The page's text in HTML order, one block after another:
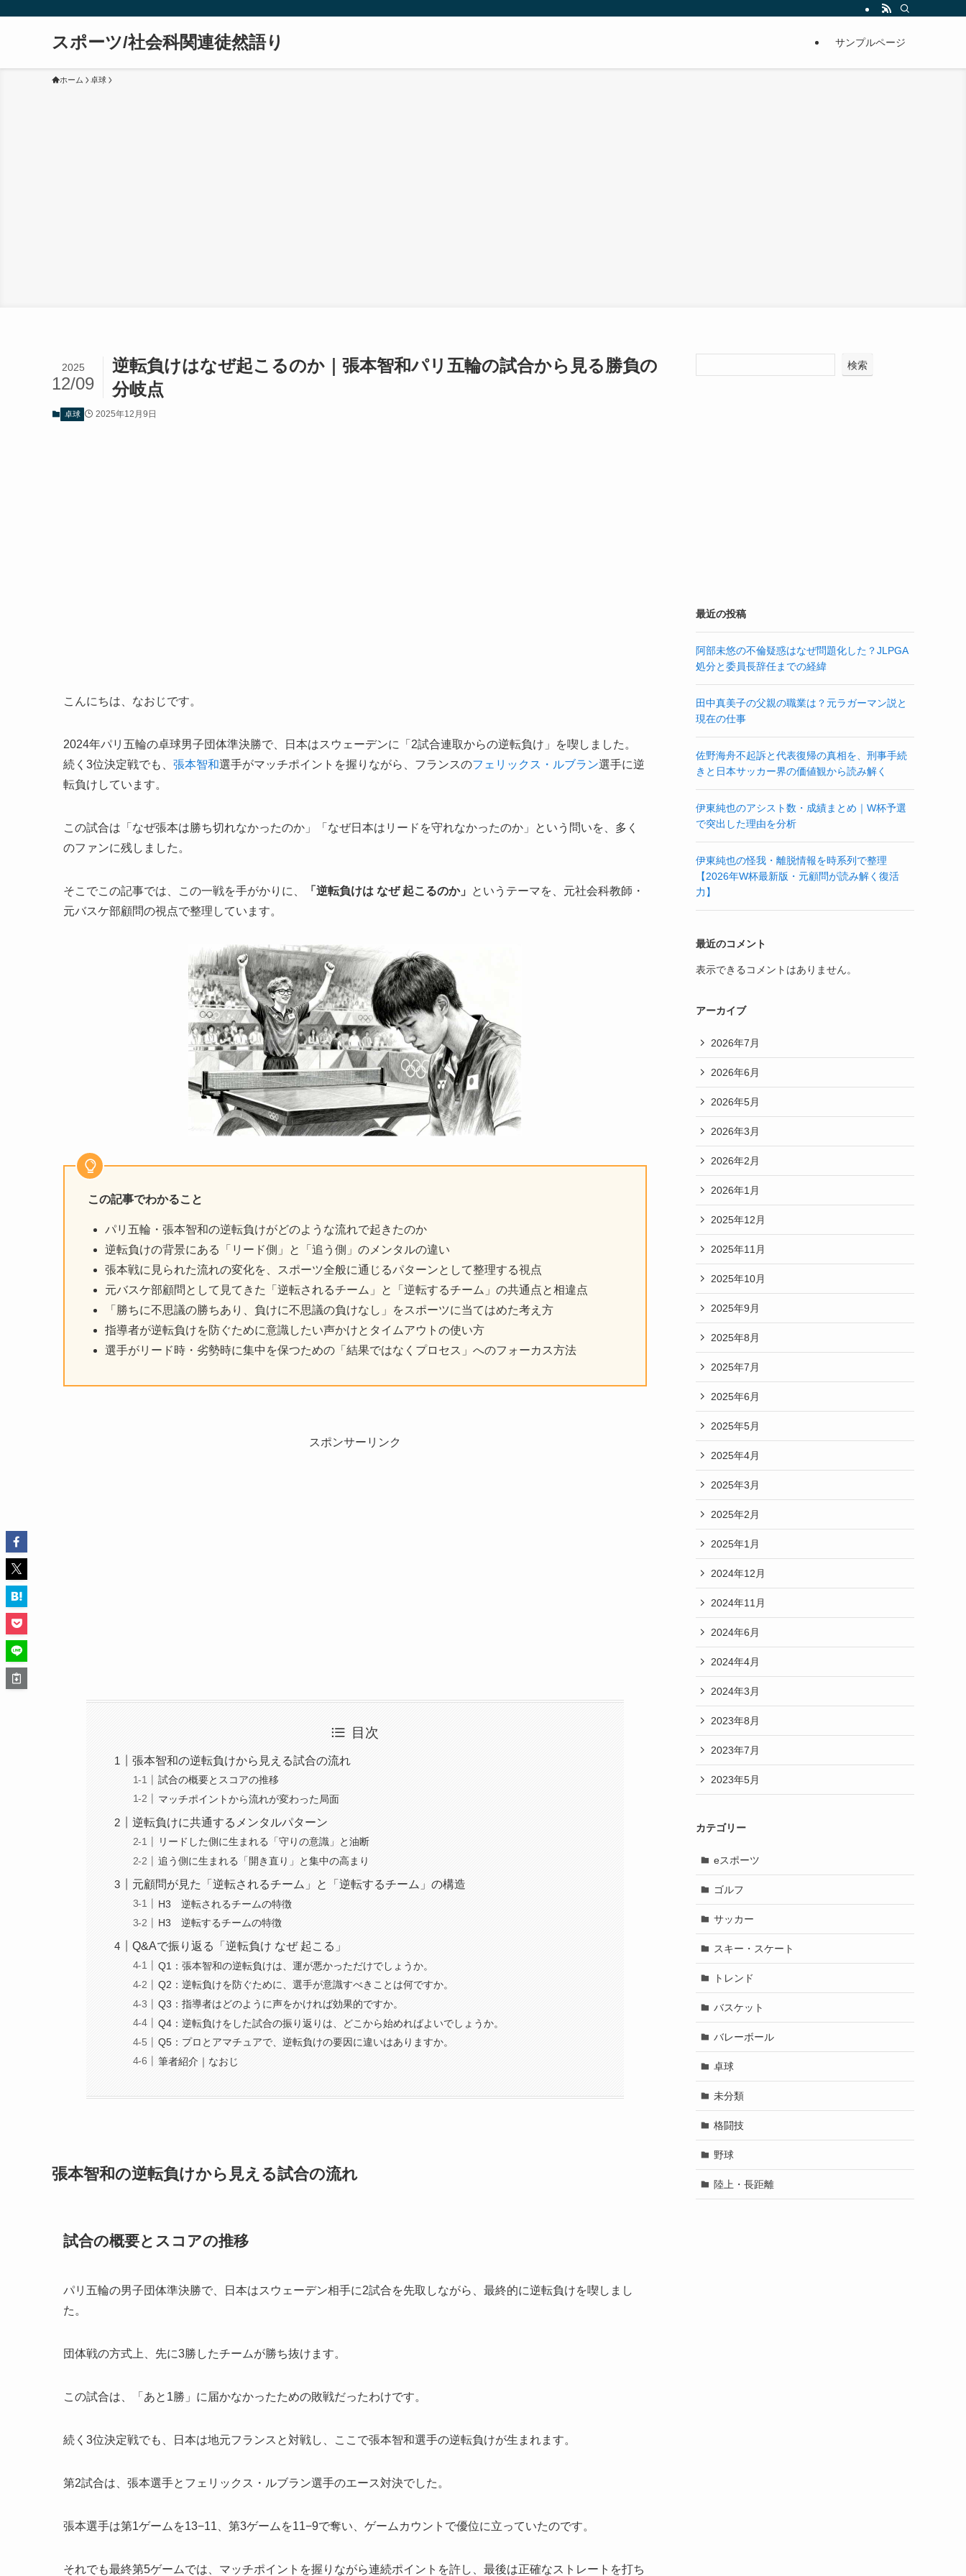
スポーツ/社会科関連徒然語り サンプルページ
ホーム 卓球
逆転負けはなぜ起こるのか｜張本智和パリ五輪の試合から見る勝負の
分岐点
2025
12/09
卓球 2025年12月9日
こんにちは、なおじです。
2024年パリ五輪の卓球男子団体準決勝で、日本はスウェーデンに「2試合連取からの逆転負け」を喫しました。
続く3位決定戦でも、 張本智和選手がマッチポイントを握りながら、フランスのフェリックス・ルブラン選手に逆
転負けしています。
この試合は「なぜ張本は勝ち切れなかったのか」「なぜ日本はリードを守れなかったのか」という問いを、多く
のファンに残しました。
そこでこの記事では、この一戦を手がかりに、 「逆転負けは なぜ 起こるのか」
というテーマを、元社会科教師・
元バスケ部顧問の視点で整理しています。
この記事でわかること
パリ五輪・張本智和の逆転負けがどのような流れで起きたのか
逆転負けの背景にある「リード側」と「追う側」のメンタルの違い
張本戦に見られた流れの変化を、スポーツ全般に通じるパターンとして整理する視点
元バスケ部顧問として見てきた「逆転されるチーム」と「逆転するチーム」の共通点と相違点
「勝ちに不思議の勝ちあり、負けに不思議の負けなし」をスポーツに当てはめた考え方
指導者が逆転負けを防ぐために意識したい声かけとタイムアウトの使い方
選手がリード時・劣勢時に集中を保つための「結果ではなくプロセス」へのフォーカス方法
スポンサーリンク
目次
張本智和の逆転負けから見える試合の流れ
試合の概要とスコアの推移
マッチポイントから流れが変わった局面
逆転負けに共通するメンタルパターン
リードした側に生まれる「守りの意識」と油断
追う側に生まれる「開き直り」と集中の高まり
元顧問が見た「逆転されるチーム」と「逆転するチーム」の構造
H3 逆転されるチームの特徴
H3 逆転するチームの特徴
Q&Aで振り返る「逆転負け なぜ 起こる」
Q1：張本智和の逆転負けは、運が悪かっただけでしょうか。
Q2：逆転負けを防ぐために、選手が意識すべきことは何ですか。
Q3：指導者はどのように声をかければ効果的ですか。
Q4：逆転負けをした試合の振り返りは、どこから始めればよいでしょうか。
Q5：プロとアマチュアで、逆転負けの要因に違いはありますか。
筆者紹介｜なおじ
張本智和の逆転負けから見える試合の流れ
試合の概要とスコアの推移
パリ五輪の男子団体準決勝で、日本はスウェーデン相手に2試合を先取しながら、最終的に逆転負けを喫しまし
た。
団体戦の方式上、先に3勝したチームが勝ち抜けます。
この試合は、「あと1勝」に届かなかったための敗戦だったわけです。
続く3位決定戦でも、日本は地元フランスと対戦し、ここで張本智和選手の逆転負けが生まれます。
第2試合は、張本選手とフェリックス・ルブラン選手のエース対決でした。
張本選手は第1ゲームを13−11、第3ゲームを11−9で奪い、ゲームカウントで優位に立っていたのです。
それでも最終第5ゲームでは、マッチポイントを握りながら連続ポイントを許し、最後は正確なストレートを打ち
検索
最近の投稿
阿部未悠の不倫疑惑はなぜ問題化した？JLPGA
処分と委員長辞任までの経緯
田中真美子の父親の職業は？元ラガーマン説と
現在の仕事
佐野海舟不起訴と代表復帰の真相を、刑事手続
きと日本サッカー界の価値観から読み解く
伊東純也のアシスト数・成績まとめ｜W杯予選
で突出した理由を分析
伊東純也の怪我・離脱情報を時系列で整理
【2026年W杯最新版・元顧問が読み解く復活
力】
最近のコメント
表示できるコメントはありません。
アーカイブ
2026年7月
2026年6月
2026年5月
2026年3月
2026年2月
2026年1月
2025年12月
2025年11月
2025年10月
2025年9月
2025年8月
2025年7月
2025年6月
2025年5月
2025年4月
2025年3月
2025年2月
2025年1月
2024年12月
2024年11月
2024年6月
2024年4月
2024年3月
2023年8月
2023年7月
2023年5月
カテゴリー
eスポーツ
ゴルフ
サッカー
スキー・スケート
トレンド
バスケット
バレーボール
卓球
未分類
格闘技
野球
陸上・長距離